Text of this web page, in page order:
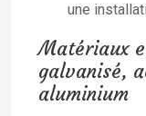
une
Matériaux
galvanisé,
aluminium